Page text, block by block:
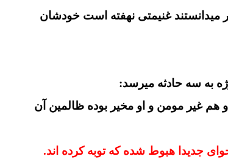
میدانستند غنیمتی نهفته است خودشان
به سه حادثه میرسد:
غیر مومن و او مخیر بوده ظالمین آن
جدیدا هبوط شده که توبه کرده اند.